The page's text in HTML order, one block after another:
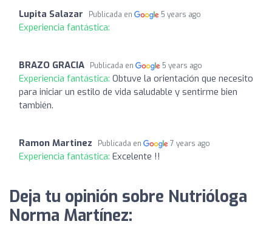
Lupita Salazar Publicada en 5 years ago
Experiencia fantástica:
BRAZO GRACIA Publicada en 5 years ago
Experiencia fantástica: Obtuve la orientación que necesito
para iniciar un estilo de vida saludable y sentirme bien
también.
Ramon Martinez Publicada en 7 years ago
Experiencia fantástica: Excelente !!
Deja tu opinión sobre Nutrióloga
Norma Martínez: